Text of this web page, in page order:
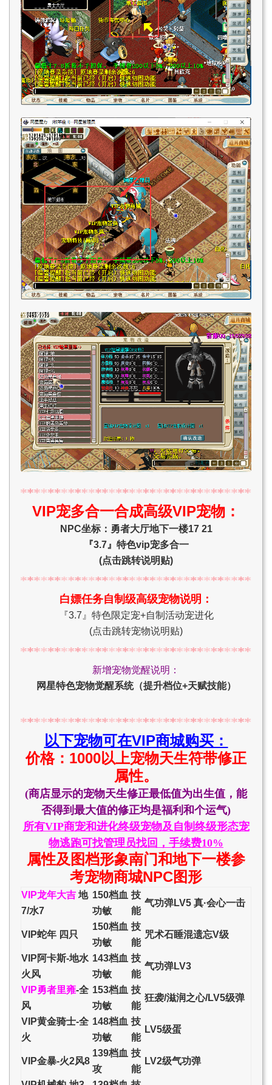
VIP宠多合一合成高级VIP宠物：
NPC坐标：勇者大厅地下一楼17 21
『3.7』特色vip宠多合一
(点击跳转说明贴)
白嫖任务自制级高级宠物说明：
『3.7』特色限定宠+自制活动宠进化
(点击跳转宠物说明贴)
新增宠物觉醒说明：
网星特色宠物觉醒系统（提升档位+天赋技能）
以下宠物可在VIP商城购买：
价格：1000以上宠物天生符带修正
属性。
(商店显示的宠物天生修正最低值为出生值，能
否得到最大值的修正均是福利和个运气)
所有VIP商宠和进化终级宠物及自制终级形态宠
物逃跑可找管理员找回，手续费10%
属性及图档形象南门和地下一楼参
考宠物商城NPC图形
VIP龙年大吉 地
7/水7
150档血
功敏
技
能
气功弹LV5 真·会心一击
VIP蛇年 四只
150档血
功敏
技
能
咒术石睡混遗忘V级
VIP阿卡斯-地水
火风
143档血
功敏
技
能
气功弹LV3
VIP勇者里雍-全
风
153档血
功敏
技
能
狂袭/滋润之心/LV5级弹
VIP黄金骑士-全
火
148档血
功敏
技
能
LV5级蛋
VIP金暴-火2风8
139档血
攻
技
能
LV2级气功弹